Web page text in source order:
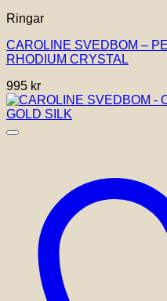
Ringar
CAROLINE SVEDBOM –
RHODIUM CRYSTAL
995 kr